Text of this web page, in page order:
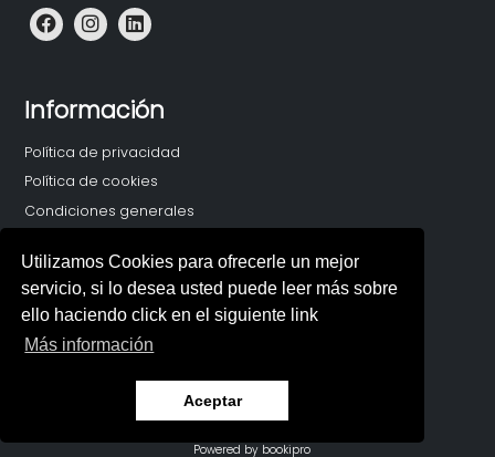
Utilizamos Cookies para ofrecerle un mejor
servicio, si lo desea usted puede leer más sobre
ello haciendo click en el siguiente link
Más información
Aceptar
Información
Política de privacidad
Política de cookies
Condiciones generales
© 2026 ESENAR LIVING
Powered by bookipro